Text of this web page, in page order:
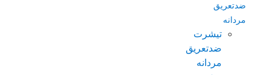
ضدتعریق
مردانه
تیشرت
ضدتعریق
مردانه